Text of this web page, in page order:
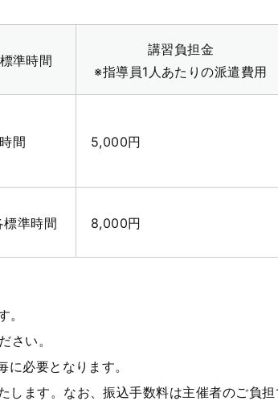
標準時間
講習負担金
※指導員1人あたりの派遣費用
間 5,000円
標準時間 8,000円
。
さい。
に必要となります。
します。なお、振込手数料は主催者のご負